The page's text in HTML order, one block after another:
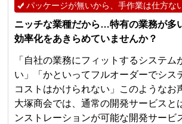
パッケージが無いから、手作業は仕方な
ニッチな業種だから…特有の業務が
効率化をあきらめていませんか？
「自社の業務にフィットするシステム
い」「かといってフルオーダーでシス
コストはかけられない」このようなお
大塚商会では、通常の開発サービスと
ンストレーションが可能な開発サービ